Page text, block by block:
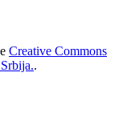
Creative Commons
.